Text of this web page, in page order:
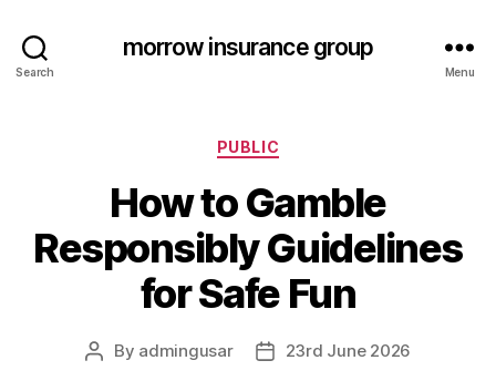
Search
morrow insurance group
Menu
Categories
PUBLIC
How to Gamble
Responsibly Guidelines
for Safe Fun
Post
By admingusar
Post23rd June 2026